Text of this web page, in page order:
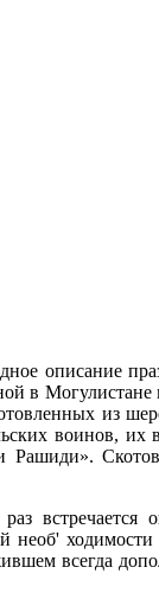
описание
в Могулистане
из
воинов,
встречается
ходимости
всегда